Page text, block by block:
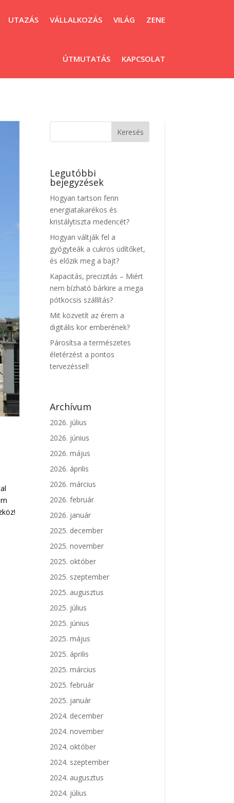
UTAZÁS VÁLLALKOZÁS VILÁG ZENE
ÚTMUTATÁS KAPCSOLAT
Legutóbbi
bejegyzések
Hogyan tartson fenn
energiatakarékos és
kristálytiszta medencét?
Hogyan váltják fel a
gyógyteák a cukros üdítőket,
és előzik meg a bajt?
Kapacitás, precizitás – Miért
nem bízható bárkire a mega
pótkocsis szállítás?
Mit közvetít az érem a
digitális kor emberének?
Párosítsa a természetes
életérzést a pontos
tervezéssel!
Archívum
2026. július
2026. június
2026. május
2026. április
2026. március
2026. február
2026. január
2025. december
2025. november
2025. október
2025. szeptember
2025. augusztus
2025. július
2025. június
2025. május
2025. április
2025. március
2025. február
2025. január
2024. december
2024. november
2024. október
2024. szeptember
2024. augusztus
2024. július